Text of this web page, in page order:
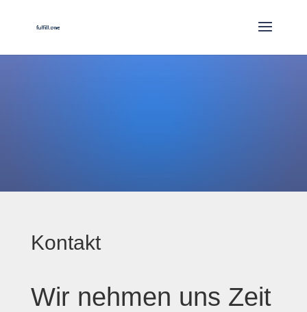
Kontakt
Wir nehmen uns Zeit